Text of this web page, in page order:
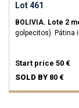
Lot 461
BOLIVIA. Lote 2
golpecitos). Pátina
Start price 50 €
SOLD BY 80 €